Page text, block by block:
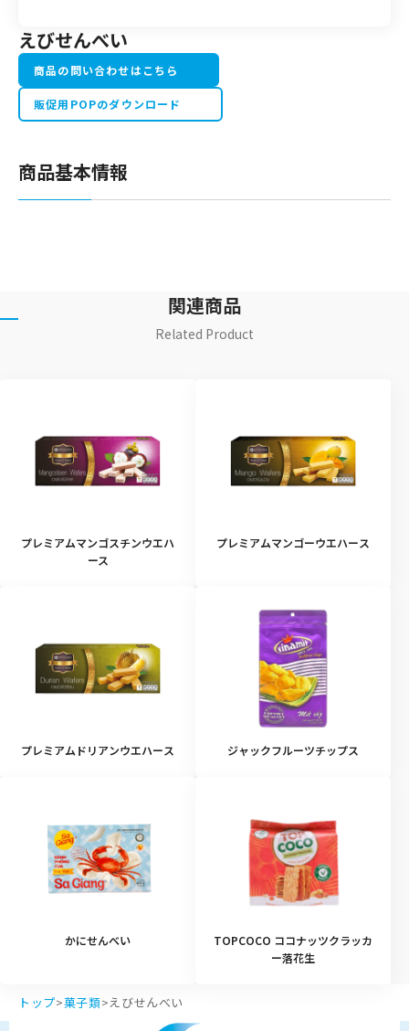
えびせんべい
商品の問い合わせはこちら
販促用POPのダウンロード
商品基本情報
関連商品
Related Product
プレミアムマンゴスチンウエハ
ース
プレミアムマンゴーウエハース
プレミアムドリアンウエハース ジャックフルーツチップス
かにせんべい
TOPCOCO ココナッツクラッカ
ー落花生
トップ>菓子類>えびせんべい